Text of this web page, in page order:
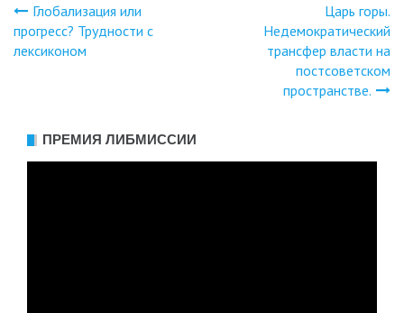
Навигация
Глобализация или
прогресс? Трудности с
лексиконом
Царь горы.
Недемократический
трансфер власти на
постсоветском
пространстве.
ПРЕМИЯ ЛИБМИССИИ